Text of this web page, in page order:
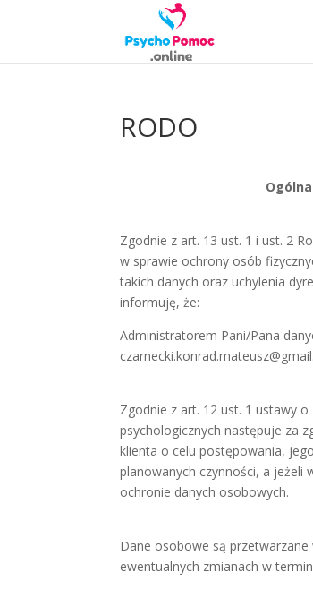
RODO
Zgodnie z art. 13 ust. 1 i ust. 2
w sprawie ochrony osób
takich danych oraz uchylenia
informuję, że:
Administratorem Pani/Pana
Zgodnie z art. 12 ust. 1 ustawy
psychologicznych następuje za
klienta o celu postępowania,
planowanych czynności, a jeżeli
ochronie danych osobowych.
Dane osobowe są
ewentualnych zmianach w